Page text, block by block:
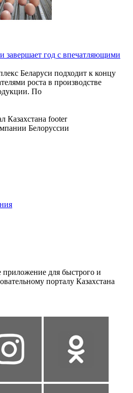
завершает год с впечатляющими
Беларуси подходит к концу
роста в производстве
По
Белоруссии
для быстрого и
порталу Казахстана